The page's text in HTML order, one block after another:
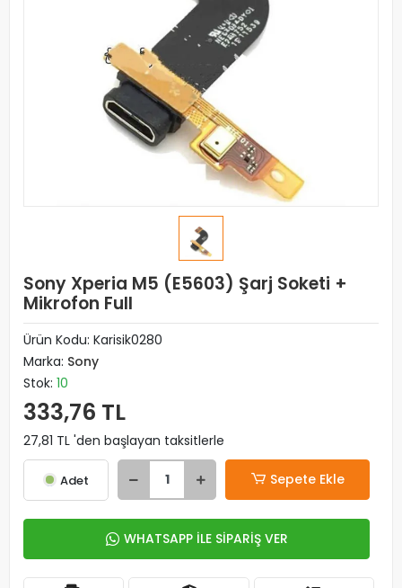
Sony Xperia M5 (E5603) Şarj Soketi +
Mikrofon Full
Ürün Kodu: Karisik0280
Marka: Sony
Stok: 10
333,76 TL
27,81 TL 'den başlayan taksitlerle
Adet Sepete Ekle
WHATSAPP İLE SİPARİŞ VER